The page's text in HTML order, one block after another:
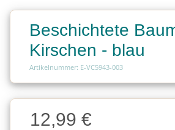
Beschichtete
Kirschen - blau
Artikelnummer: E-VC5943-003
Charge
Charge12,99 €